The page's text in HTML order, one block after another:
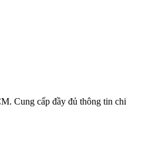
Cung cấp đầy đủ thông tin chi